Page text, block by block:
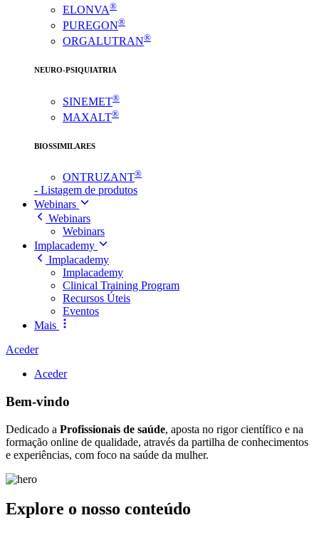
ELONVA®
PUREGON®
ORGALUTRAN®
NEURO-PSIQUIATRIA
SINEMET®
MAXALT®
BIOSSIMILARES
ONTRUZANT®
- Listagem de produtos
Webinars
Webinars
Webinars
Implacademy
Implacademy
Implacademy
Clinical Training Program
Recursos Úteis
Eventos
Mais
Aceder
Aceder
Bem-vindo
Dedicado a Profissionais de saúde, aposta no rigor científico e na
formação online de qualidade, através da partilha de conhecimentos
e experiências, com foco na saúde da mulher.​
Explore o nosso conteúdo